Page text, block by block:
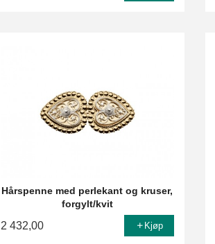
Hårspenne med perlekant og kruser,
forgylt/kvit
2 432,00 Kjøp